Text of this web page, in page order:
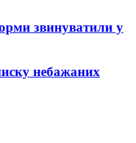
звинуватили у
небажаних